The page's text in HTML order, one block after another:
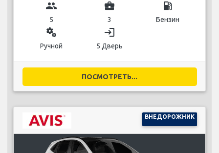
group
5
business_center
3
local_gas_station
Бензин
miscellaneous_services
Ручной
login
5 Дверь
ПОСМОТРЕТЬ...
ВНЕДОРОЖНИК